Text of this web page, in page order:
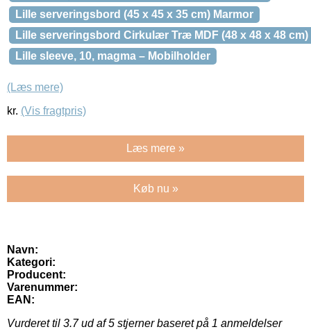
Lille serveringsbord (45 x 45 x 35 cm) Marmor
Lille serveringsbord Cirkulær Træ MDF (48 x 48 x 48 cm)
Lille sleeve, 10, magma – Mobilholder
(Læs mere)
kr. (Vis fragtpris)
Læs mere »
Køb nu »
Navn:
Kategori:
Producent:
Varenummer:
EAN:
Vurderet til 3.7ud af 5 stjerner baseret på 1 anmeldelser